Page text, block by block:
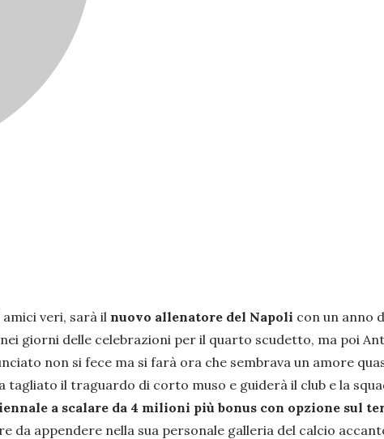
veri, sarà il nuovo allenatore del Napoli con un anno
giorni delle celebrazioni per il quarto scudetto, ma poi
non si fece ma si farà ora che sembrava un amore
tagliato il traguardo di corto muso e guiderà il club e la
a scalare da 4 milioni più bonus con opzione sul
da appendere nella sua personale galleria del calcio